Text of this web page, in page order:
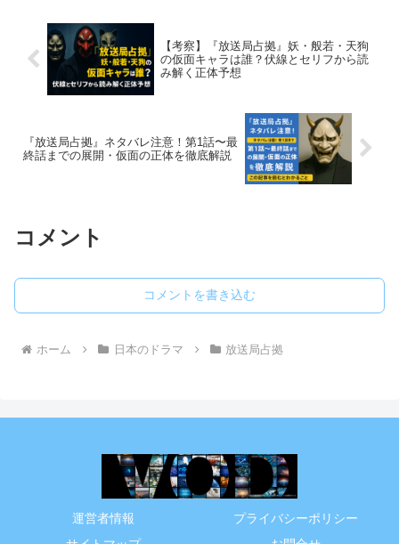
【考察】『放送局占拠』妖・般若・天狗
の仮面キャラは誰？伏線とセリフから読
み解く正体予想
『放送局占拠』ネタバレ注意！第1話〜最
終話までの展開・仮面の正体を徹底解説
コメント
コメントを書き込む
ホーム 日本のドラマ 放送局占拠
運営者情報
プライバシーポリシー